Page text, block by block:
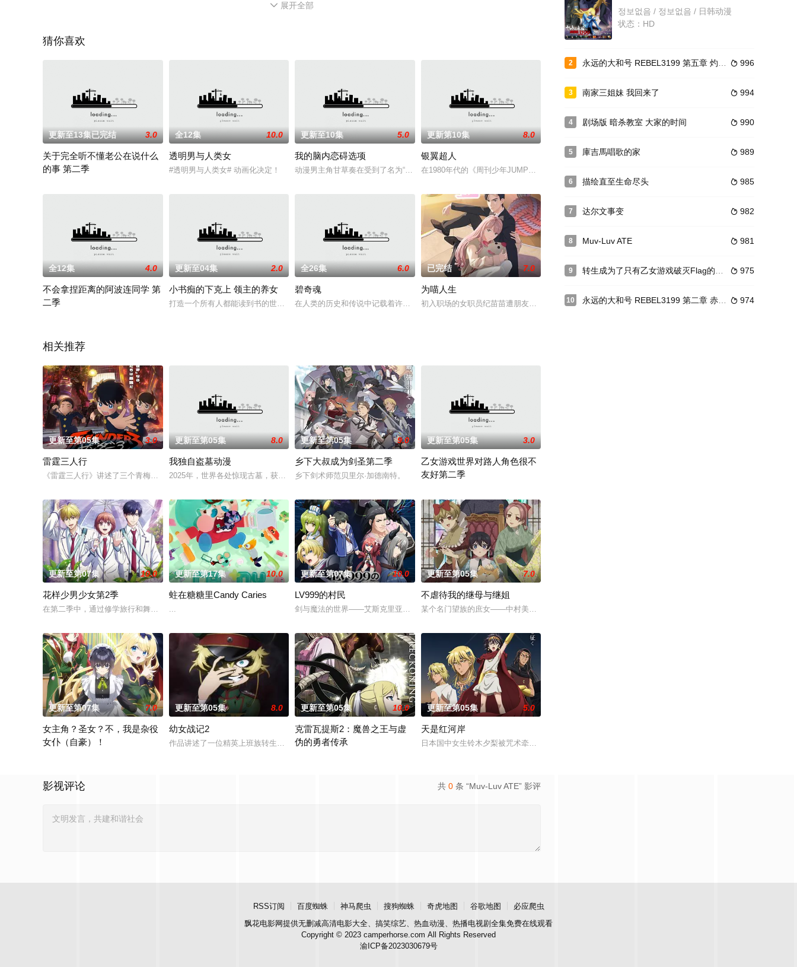
仁美,能登麻美子,本田贵子,津田英三,高桥美佳子,植田佳奈,高森等演员精彩演绎的日本动漫，大结局剧情已揭晓（1-24全集），手机免费
 展开全部
猜你喜欢
更新至13集已完结 3.0
关于完全听不懂老公在说什么
的事 第二季
全12集 10.0
透明男与人类女
#透明男与人类女# 动画化决定！
更新至10集 5.0
我的脑内恋碍选项
动漫男主角甘草奏在受到了名为“绝对选项”的诅咒后，会突然间在脑中出现选项，直到做出选择才会消失。今天在学园里也出现了“请选择①*上半身
更新第10集 8.0
银翼超人
在1980年代的《周刊少年JUMP》掀起革命的名作《银翼超人》为纪念诞生40周年，实现了真人电视剧化！高
全12集 4.0
不会拿捏距离的阿波连同学 第
二季
更新至04集 2.0
小书痴的下克上 领主的养女
打造一个所有人都能读到书的世界成为神殿的青衣见习巫女的梅茵，和路兹、多莉以及孤儿院的孩子们一起制作了儿童用的圣典绘本。对书本的热情有增无减
全26集 6.0
碧奇魂
在人类的历史和传说中记载着许多妖魔鬼怪的故事，很少有人知道他们是真正存在的，而它们的本来面目竟然是一种植物生命体。日本传说中的荒
已完结 7.0
为喵人生
初入职场的女职员纪苗苗遭朋友陷害，命悬一线之际竟变成了一只猫，还被自己的老板陆承泽收养！为期一百
相关推荐
更新至第05集 3.0
雷霆三人行
《雷霆三人行》讲述了三个青梅竹马的挚友拼命寻找失踪少女的故事。本剧集围绕着平凡的中学生平太郎和两个好友燕和广志展开，三人被称为“小不点三人
更新至第05集 8.0
我独自盗墓动漫
2025年，世界各处惊现古墓，获得墓中“宝物”之人便能获得先人的异能，全世界为获得宝物而疯狂。无往不利盗墓者徐浩钧，在一次任务中落入陷阱，
更新至第05集 9.0
乡下大叔成为剑圣第二季
乡下剑术师范贝里尔·加德南特。
更新至第05集 3.0
乙女游戏世界对路人角色很不
友好第二季
更新至第07集 10.0
花样少男少女第2季
在第二季中，通过修学旅行和舞会等在原作中广受欢迎的篇章，细腻地描绘了瑞稀、佐野、中津三人之间的情感发展。此外，佐野的弟弟·森，以及身为专业
更新至第17集 10.0
蛀在糖糖里Candy Caries
...
更新至第07集 10.0
LV999的村民
剑与魔法的世界——艾斯克里亚。在这个世界里，人们生来就背负着等级与既定使命。战士、格斗家、僧侣、魔法师、盗贼、商人、猎人、咒术师
更新至第05集 7.0
不虐待我的继母与继姐
某个名门望族的庶女——中村美冶，原本与母亲两人过着虽清贫却幸福的生活。
更新至第07集 7.0
女主角？圣女？不，我是杂役
女仆（自豪）！
更新至第05集 8.0
幼女战记2
作品讲述了一位精英上班族转生至战火纷飞的异世界，成为少女谭雅·提古雷查夫，并凭借前世的理智与知识在帝国军中步步高升的故事。
更新至第05集 10.0
克雷瓦提斯2：魔兽之王与虚
伪的勇者传承
更新至第05集 5.0
天是红河岸
日本国中女生铃木夕梨被咒术牵引至纪元前的赫梯帝国，并长期遭受娜姬雅王后的追杀，目的在于以她为祭品
共 0 条 “Muv-Luv ATE” 影评
影视评论
정보없음 / 정보없음 / 日韩动漫
状态：HD
2  996
永远的大和号 REBEL3199 第五章 灼热的银河大战
3  994
南家三姐妹 我回来了
4  990
剧场版 暗杀教室 大家的时间
5  989
庫吉馬唱歌的家
6  985
描绘直至生命尽头
7  982
达尔文事变
8  981
Muv-Luv ATE
9  975
转生成为了只有乙女游戏破灭Flag的邪恶大小姐
10  974
永远的大和号 REBEL3199 第二章 赤日的出击
RSS订阅 百度蜘蛛 神马爬虫 搜狗蜘蛛 奇虎地图 谷歌地图
必应爬虫
飘花电影网提供无删减高清电影大全、搞笑综艺、热血动漫、热播电视剧全集免费在线观看
Copyright © 2023 camperhorse.com All Rights Reserved
渝ICP备2023030679号